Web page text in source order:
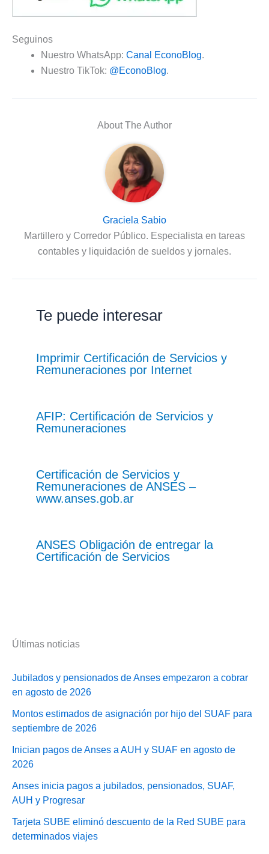
Seguinos
Nuestro WhatsApp: Canal EconoBlog.
Nuestro TikTok: @EconoBlog.
About The Author
Graciela Sabio
Martillero y Corredor Público. Especialista en tareas
contables y liquidación de sueldos y jornales.
Te puede interesar
Imprimir Certificación de Servicios y
Remuneraciones por Internet
AFIP: Certificación de Servicios y
Remuneraciones
Certificación de Servicios y
Remuneraciones de ANSES –
www.anses.gob.ar
ANSES Obligación de entregar la
Certificación de Servicios
Últimas noticias
Jubilados y pensionados de Anses empezaron a cobrar
en agosto de 2026
Montos estimados de asignación por hijo del SUAF para
septiembre de 2026
Inician pagos de Anses a AUH y SUAF en agosto de
2026
Anses inicia pagos a jubilados, pensionados, SUAF,
AUH y Progresar
Tarjeta SUBE eliminó descuento de la Red SUBE para
determinados viajes